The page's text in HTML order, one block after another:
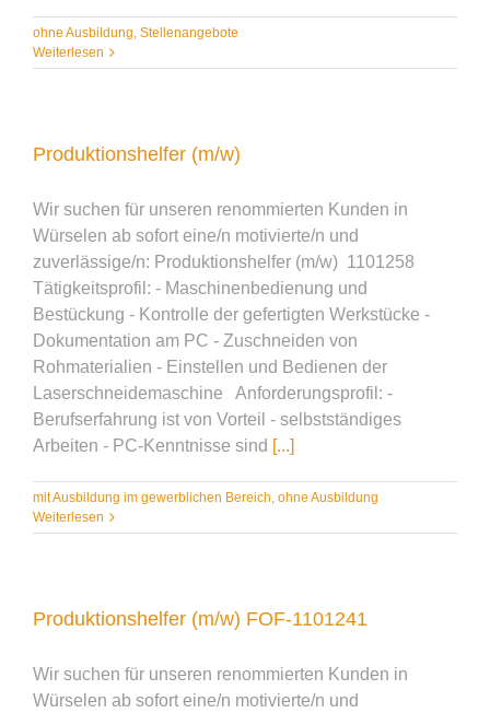
ohne Ausbildung, Stellenangebote
Weiterlesen
Produktionshelfer (m/w)
Wir suchen für unseren renommierten Kunden in
Würselen ab sofort eine/n motivierte/n und
zuverlässige/n: Produktionshelfer (m/w) 1101258
Tätigkeitsprofil: - Maschinenbedienung und
Bestückung - Kontrolle der gefertigten Werkstücke -
Dokumentation am PC - Zuschneiden von
Rohmaterialien - Einstellen und Bedienen der
Laserschneidemaschine Anforderungsprofil: -
Berufserfahrung ist von Vorteil - selbstständiges
Arbeiten - PC-Kenntnisse sind [...]
mit Ausbildung im gewerblichen Bereich, ohne Ausbildung
Weiterlesen
Produktionshelfer (m/w) FOF-1101241
Wir suchen für unseren renommierten Kunden in
Würselen ab sofort eine/n motivierte/n und